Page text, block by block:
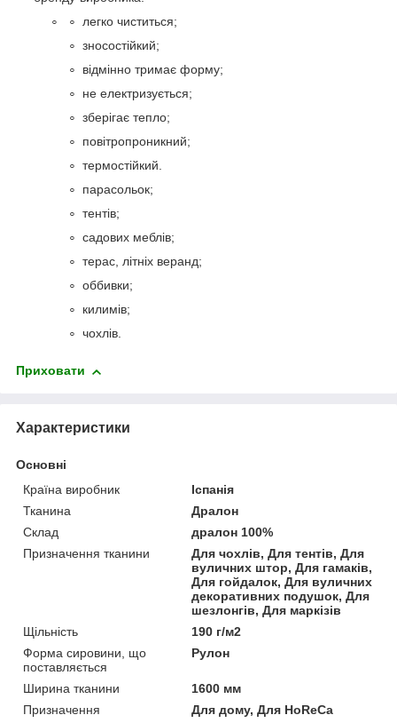
легко чиститься;
зносостійкий;
відмінно тримає форму;
не електризується;
зберігає тепло;
повітропроникний;
термостійкий.
парасольок;
тентів;
садових меблів;
терас, літніх веранд;
оббивки;
килимів;
чохлів.
Приховати
Характеристики
Основні
Країна виробник
Іспанія
Тканина
Дралон
Склад
дралон 100%
Призначення тканини
Для чохлів, Для тентів, Для
вуличних штор, Для гамаків,
Для гойдалок, Для вуличних
декоративних подушок, Для
шезлонгів, Для маркізів
Щільність
190 г/м2
Форма сировини, що
поставляється
Рулон
Ширина тканини
1600 мм
Призначення
Для дому, Для HoReCa